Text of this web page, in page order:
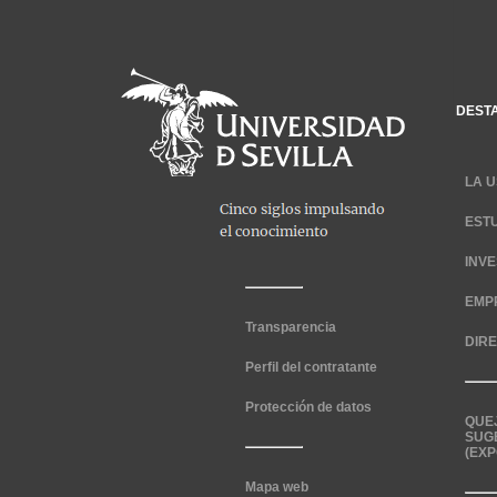
Transparencia
Perfil del contratante
Protección de datos
Mapa web
LA